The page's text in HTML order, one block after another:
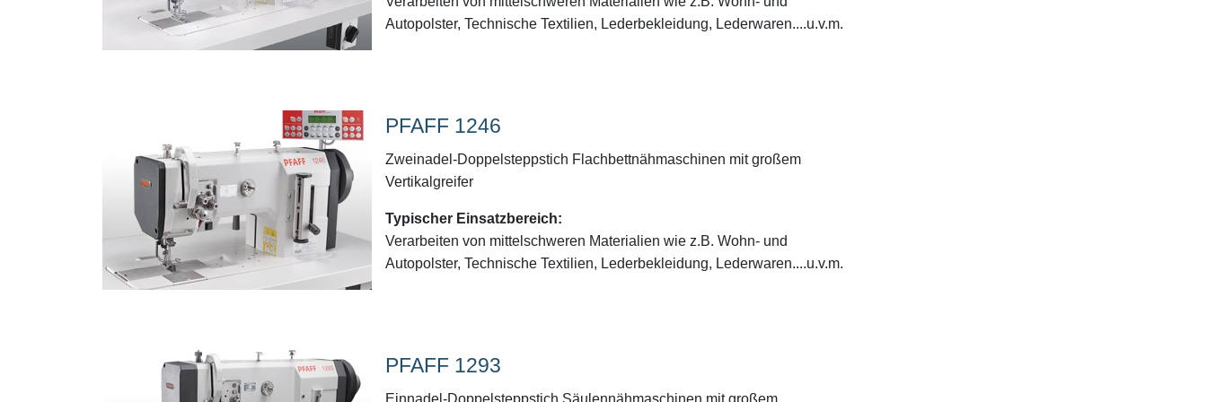
Autopolster, Technische Textilien, Lederbekleidung, Lederwaren....u.v.m.
PFAFF 1246
Zweinadel-Doppelsteppstich Flachbettnähmaschinen mit großem
Vertikalgreifer
Typischer Einsatzbereich:
Verarbeiten von mittelschweren Materialien wie z.B. Wohn- und
Autopolster, Technische Textilien, Lederbekleidung, Lederwaren....u.v.m.
PFAFF 1293
Einnadel-Doppelsteppstich Säulennähmaschinen mit großem